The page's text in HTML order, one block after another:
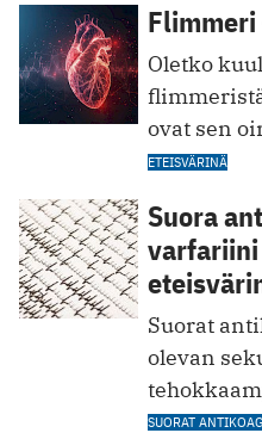
Oletko
ovat sen
ETEISVÄRINÄ
Suora
Suorat
olevan
SUORAT